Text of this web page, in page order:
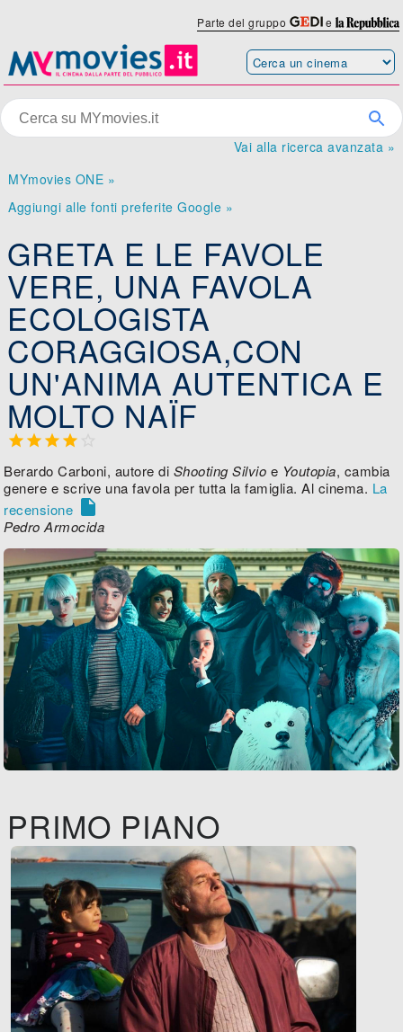
Parte del gruppo e
Vai alla ricerca avanzata »
MYmovies ONE »
Aggiungi alle fonti preferite Google »
GRETA E LE FAVOLE
VERE, UNA FAVOLA
ECOLOGISTA
CORAGGIOSA,CON
UN'ANIMA AUTENTICA E
MOLTO NAÏF
   
Berardo Carboni, autore di Shooting Silvio e Youtopia, cambia
genere e scrive una favola per tutta la famiglia. Al cinema. La
recensione

Pedro Armocida
PRIMO PIANO